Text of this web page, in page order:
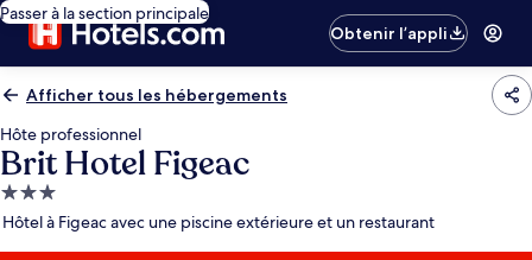
Passer à la section principale
Obtenir l’appli
Afficher tous les hébergements
Hôte professionnel
Brit Hotel Figeac
Hébergement
3.0 étoiles
Hôtel à Figeac avec une piscine extérieure et un restaurant